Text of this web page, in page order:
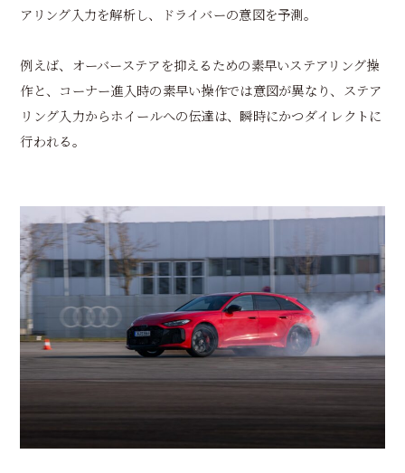
アリング入力を解析し、ドライバーの意図を予測。
例えば、オーバーステアを抑えるための素早いステアリング操
作と、コーナー進入時の素早い操作では意図が異なり、ステア
リング入力からホイールへの伝達は、瞬時にかつダイレクトに
行われる。